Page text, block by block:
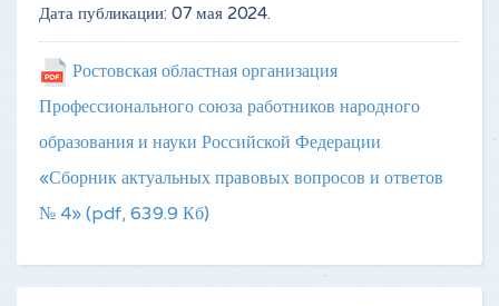
Дата публикации: 07 мая 2024.
Ростовская областная организация
Профессионального союза работников народного
образования и науки Российской Федерации
«Сборник актуальных правовых вопросов и ответов
№ 4» (pdf, 639.9 Кб)